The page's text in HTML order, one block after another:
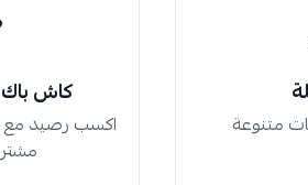
متنوعة
كاش
اكسب رصيد